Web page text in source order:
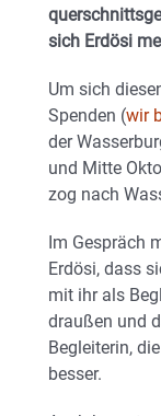
sich Erdösi
Um sich
Spenden (wir
der
und Mitte
zog nach
Im Gespräch
Erdösi, dass
mit ihr als
draußen und
Begleiterin,
besser.